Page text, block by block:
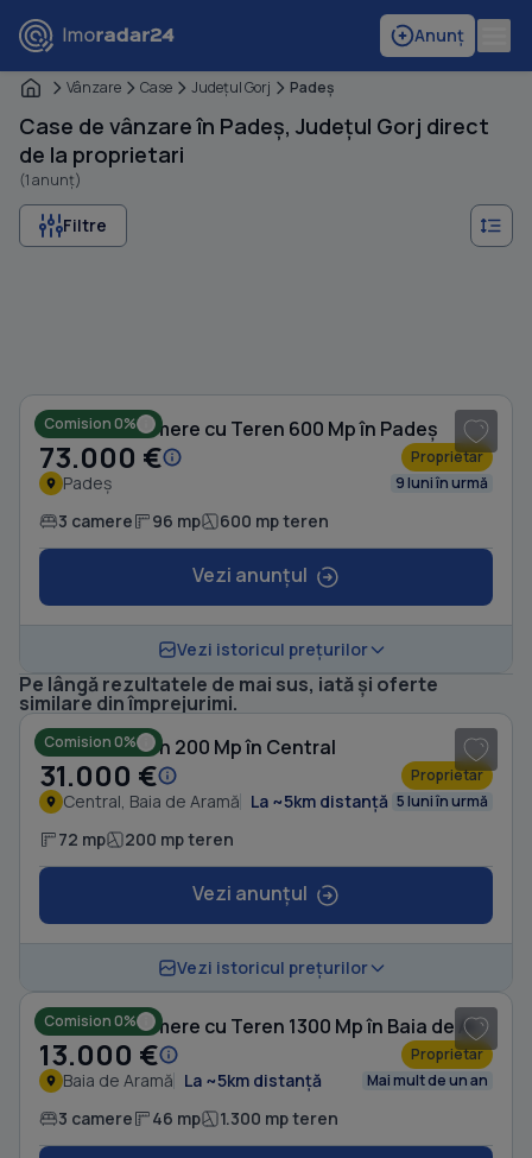
Anunț
Vânzare Case Judeţul Gorj Padeş
Case de vânzare în Padeș, Județul Gorj direct
de la proprietari
(1 anunț)
Filtre
Comision 0%
Casă cu 3 camere cu Teren 600 Mp în Padeș
73.000 € Proprietar
Padeș 9 luni în urmă
3 camere 96 mp 600 mp teren
Vezi anunțul
Vezi istoricul prețurilor
Pe lângă rezultatele de mai sus, iată și oferte
similare din împrejurimi.
Comision 0%
Casă cu Teren 200 Mp în Central
31.000 € Proprietar
Central, Baia de Aramă La ~5km distanță 5 luni în urmă
72 mp 200 mp teren
Vezi anunțul
Vezi istoricul prețurilor
Comision 0% Casă cu 3 camere cu Teren 1300 Mp în Baia de Aramă
13.000 € Proprietar
Baia de Aramă La ~5km distanță Mai mult de un an
3 camere 46 mp 1.300 mp teren